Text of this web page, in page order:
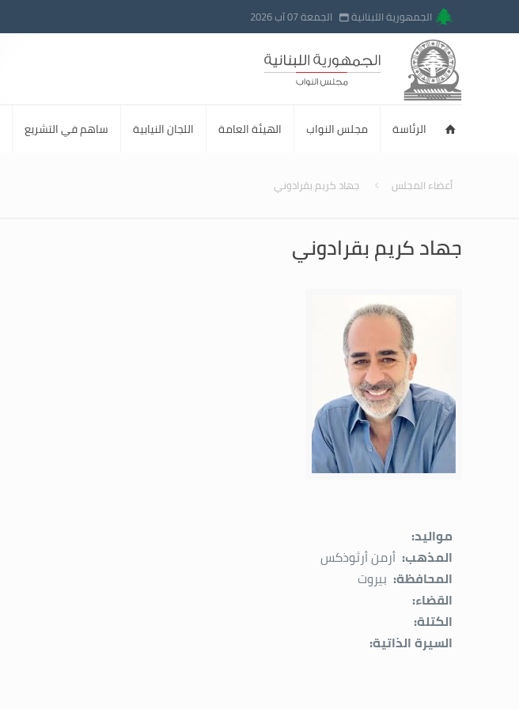
الجمهورية اللبنانية الجمعة 07 آب 2026
الرئاسة مجلس النواب الهيئة العامة اللجان النيابية ساهم في التشريع
أعضاء المجلس جهاد كريم بقرادوني
جهاد كريم بقرادوني
مواليد:
المذهب: أرمن أرثوذكس
المحافظة: بيروت
القضاء:
الكتلة:
السيرة الذاتية: